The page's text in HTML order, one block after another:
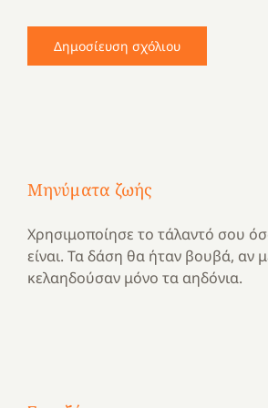
Μηνύματα ζωής
Χρησιμοποίησε το τάλαντό σου
είναι. Τα δάση θα ήταν βουβά, αν
κελαηδούσαν μόνο τα αηδόνια.